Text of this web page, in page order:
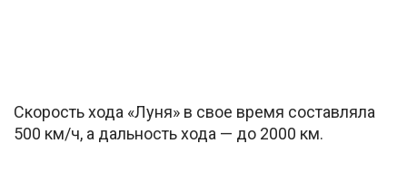
Скорость хода «Луня» в свое время составляла
500 км/ч, а дальность хода — до 2000 км.